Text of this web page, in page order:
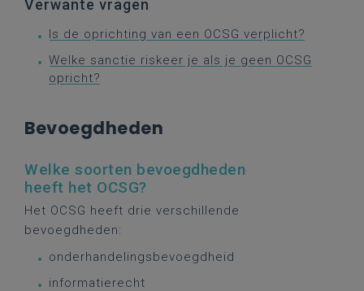
Verwante vragen
Is de oprichting van een OCSG verplicht?
Welke sanctie riskeer je als je geen OCSG
opricht?
Bevoegdheden
Welke soorten bevoegdheden
heeft het OCSG?
Het OCSG heeft drie verschillende
bevoegdheden:
onderhandelingsbevoegdheid
informatierecht